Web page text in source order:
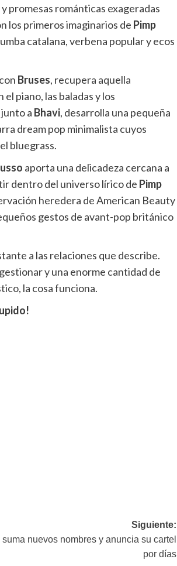
promesas románticas exageradas
los primeros imaginarios de Pimp
catalana, verbena popular y ecos
Bruses, recupera aquella
piano, las baladas y los
junto a Bhavi, desarrolla una pequeña
dream pop minimalista cuyos
bluegrass.
aporta una delicadeza cercana a
dentro del universo lírico de Pimp
heredera de American Beauty
gestos de avant-pop británico
a las relaciones que describe.
y una enorme cantidad de
la cosa funciona.
Siguiente:
nuevos nombres y anuncia su cartel
por días